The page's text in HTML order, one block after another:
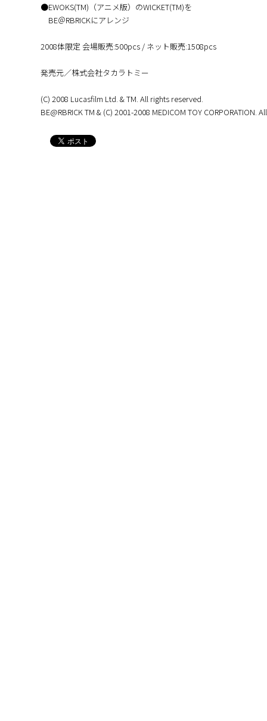
●EWOKS(TM)（アニメ版）のWICKET(TM)を
BE＠RBRICKにアレンジ
2008体限定 会場販売:500pcs / ネット販売:1508pcs
発売元／株式会社タカラトミー
(C) 2008 Lucasfilm Ltd. & TM. All rights reserved.
BE@RBRICK TM & (C) 2001-2008 MEDICOM TOY CORPORATION.